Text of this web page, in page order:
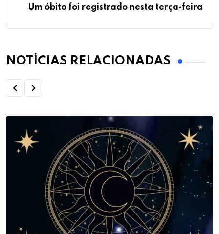
Um óbito foi registrado nesta terça-feira
NOTÍCIAS RELACIONADAS